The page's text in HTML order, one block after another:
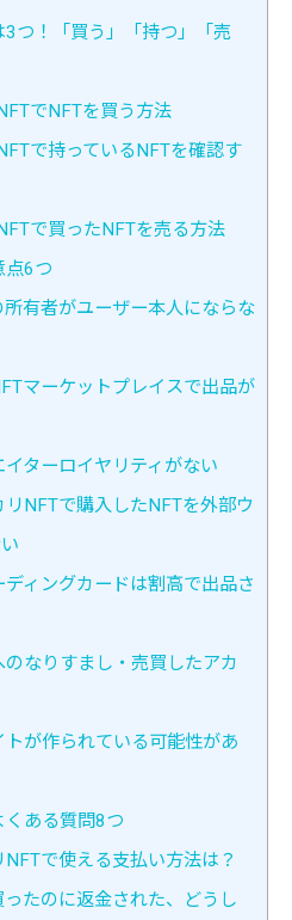
つ！「買う」「持つ」「売
でNFTを買う方法
で持っているNFTを確認す
で買ったNFTを売る方法
点6つ
所有者がユーザー本人にならな
マーケットプレイスで出品が
イターロイヤリティがない
NFTで購入したNFTを外部ウ
ディングカードは割高で出品さ
のなりすまし・売買したアカ
トが作られている可能性があ
くある質問8つ
NFTで使える支払い方法は？
ったのに返金された、どうし